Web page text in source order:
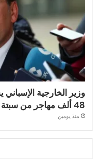
وزير الخارجية
48 ألف مهاجر من سبتة المحتلة
منذ يومين